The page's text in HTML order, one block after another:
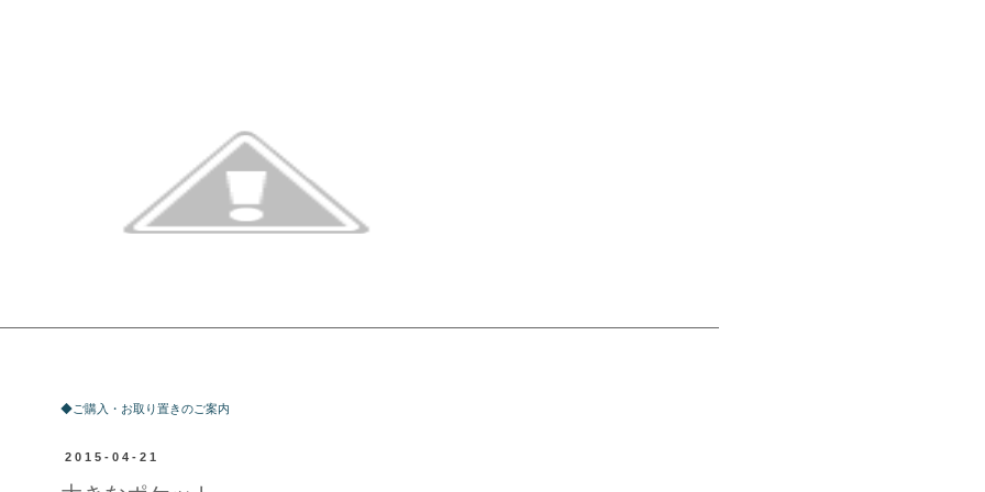
◆ご購入・お取り置きのご案内
2015-04-21